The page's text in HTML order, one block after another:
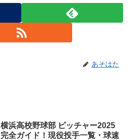
あそはた
横浜高校野球部 ピッチャー2025
完全ガイド！現役投手一覧・球速